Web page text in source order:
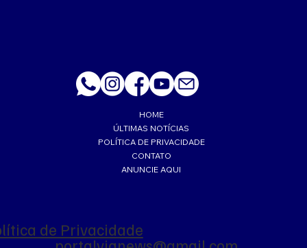
HOME
ÚLTIMAS NOTÍCIAS
POLÍTICA DE PRIVACIDADE
CONTATO
ANUNCIE AQUI
de Privacidade